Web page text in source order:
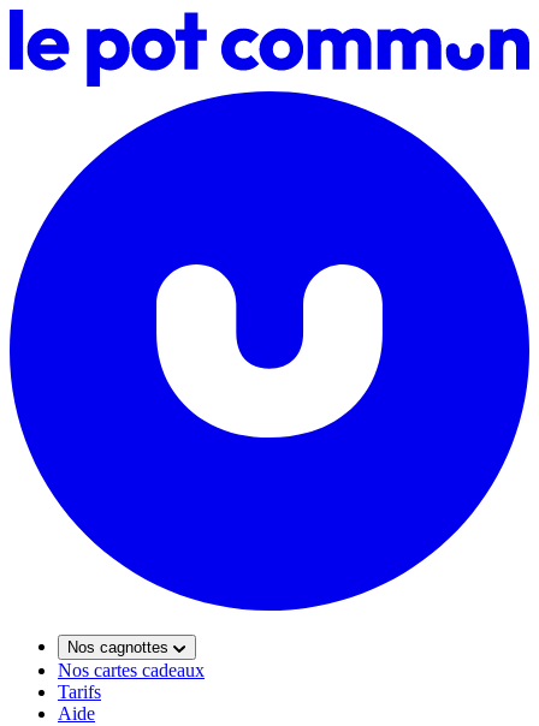
Nos cagnottes
Nos cartes cadeaux
Tarifs
Aide